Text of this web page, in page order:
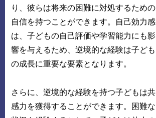
り、彼らは将来の困難に対処するための
自信を持つことができます。自己効力感
は、子どもの自己評価や学習能力にも影
響を与えるため、逆境的な経験は子ども
の成長に重要な要素となります。
さらに、逆境的な経験を持つ子どもは共
感力を獲得することができます。困難な